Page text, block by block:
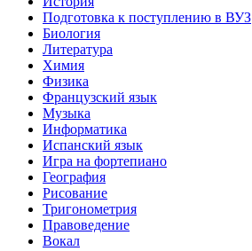
Подготовка к поступлению в ВУЗ
Биология
Литература
Химия
Физика
Французский язык
Музыка
Информатика
Испанский язык
Игра на фортепиано
География
Рисование
Тригонометрия
Правоведение
Вокал